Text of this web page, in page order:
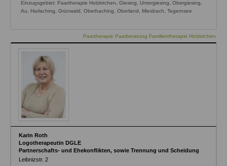
Einzugsgebiet: Paartherapie Holzkirchen, Giesing, Untergiesing, Obergiesing,
Au, Harlaching, Grünwald, Oberhaching, Oberland, Miesbach, Tegernsee
Paartherapie Paarberatung Familientherapie Holzkirchen
Karin Roth
Logotherapeutin DGLE
Partnerschafts- und Ehekonﬂikten, sowie Trennung und Scheidung
Leibnizstr. 2